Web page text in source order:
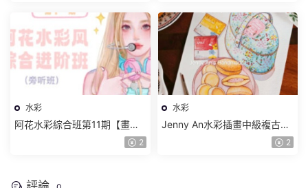
水彩
阿花水彩綜合班第11期【畫質
2
水彩
Jenny An水彩插畫中級複古包
裝系列【畫質還行有課件】
2